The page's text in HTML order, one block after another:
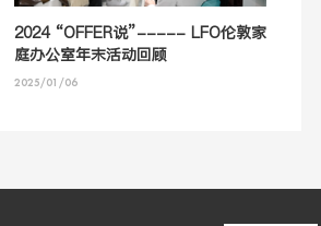
2024 “OFFER说”----- LFO伦敦家
庭办公室年末活动回顾
2025/01/06